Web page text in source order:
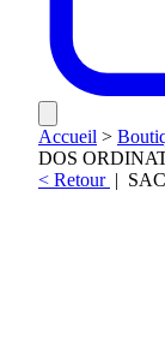
Accueil >
DOS
< Retour |